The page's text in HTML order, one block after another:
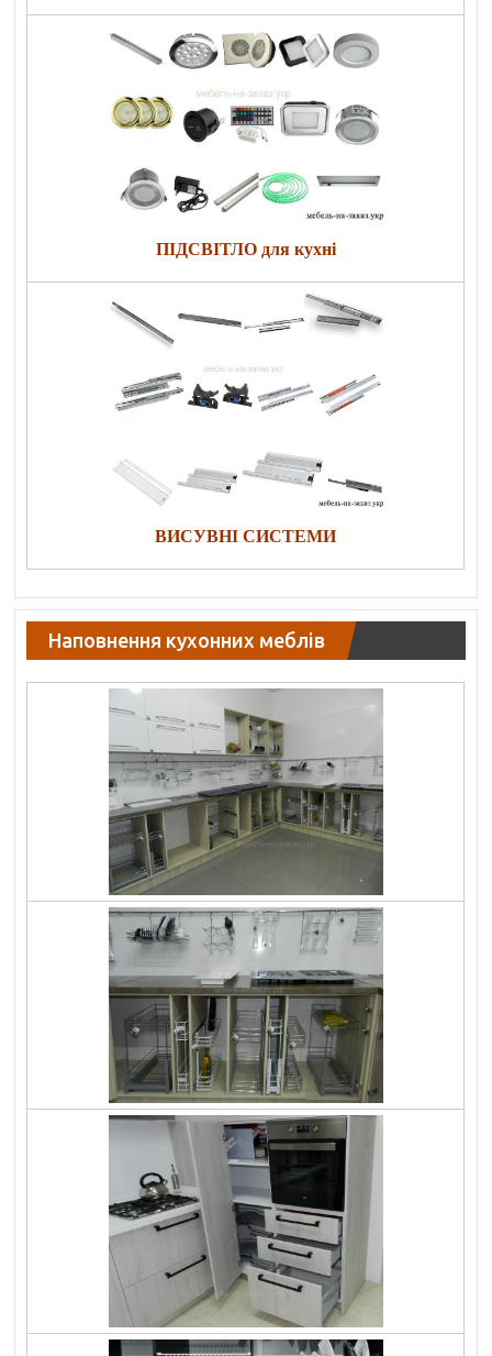
ПІДСВІТЛО для кухні
ВИСУВНІ СИСТЕМИ
Наповнення кухонних меблів